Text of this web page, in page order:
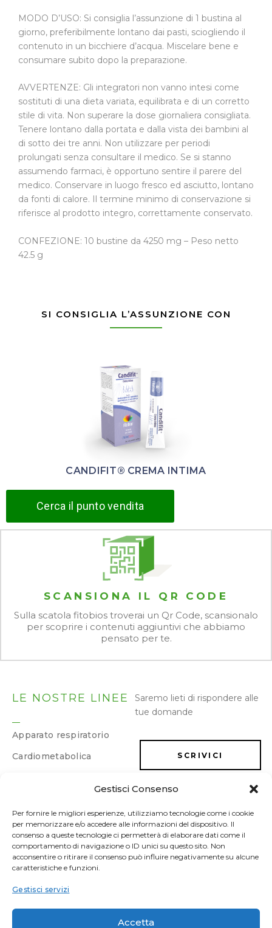
Gestisci Consenso
Per fornire le migliori esperienze, utilizziamo tecnologie come i cookie
per memorizzare e/o accedere alle informazioni del dispositivo. Il
consenso a queste tecnologie ci permetterà di elaborare dati come il
comportamento di navigazione o ID unici su questo sito. Non
acconsentire o ritirare il consenso può influire negativamente su alcune
caratteristiche e funzioni.
Gestisci servizi
Accetta
MODO D’USO: Si consiglia l’assunzione di 1 bustina al
giorno, preferibilmente lontano dai pasti, sciogliendo il
contenuto in un bicchiere d’acqua. Miscelare bene e
consumare subito dopo la preparazione.
AVVERTENZE: Gli integratori non vanno intesi come
sostituti di una dieta variata, equilibrata e di un corretto
stile di vita. Non superare la dose giornaliera consigliata.
Tenere lontano dalla portata e dalla vista dei bambini al
di sotto dei tre anni. Non utilizzare per periodi
prolungati senza consultare il medico. Se si stanno
assumendo farmaci, è opportuno sentire il parere del
medico. Conservare in luogo fresco ed asciutto, lontano
da fonti di calore. Il termine minimo di conservazione si
riferisce al prodotto integro, correttamente conservato.
CONFEZIONE: 10 bustine da 4250 mg – Peso netto
42.5 g
SI CONSIGLIA L’ASSUNZIONE CON
CANDIFIT® CREMA INTIMA
Cerca il punto vendita
SCANSIONA IL QR CODE
Sulla scatola fitobios troverai un Qr Code, scansionalo
per scoprire i contenuti aggiuntivi che abbiamo
pensato per te.
LE NOSTRE LINEE
Apparato respiratorio
Cardiometabolica
Energia e memoria
Gastrointestinale
Ginecologica/Urologica
Osteoarticolare
Sonno e umore
Saremo lieti di rispondere alle
tue domande
SCRIVICI
LAVORA CON NOI